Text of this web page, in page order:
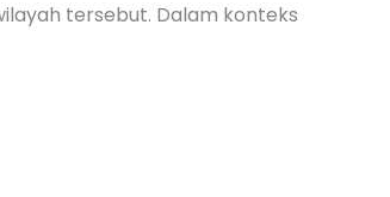
tersebut. Dalam konteks